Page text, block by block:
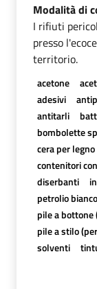
Modalità di
I rifiuti
presso
territorio.
acetone
adesivi
antitarli
bombolette
cera per legno
contenitori
diserbanti
petrolio bianco
pile a bottone
pile a stilo
solventi